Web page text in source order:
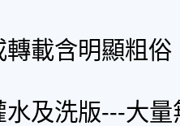
載含明顯粗
及洗版---大